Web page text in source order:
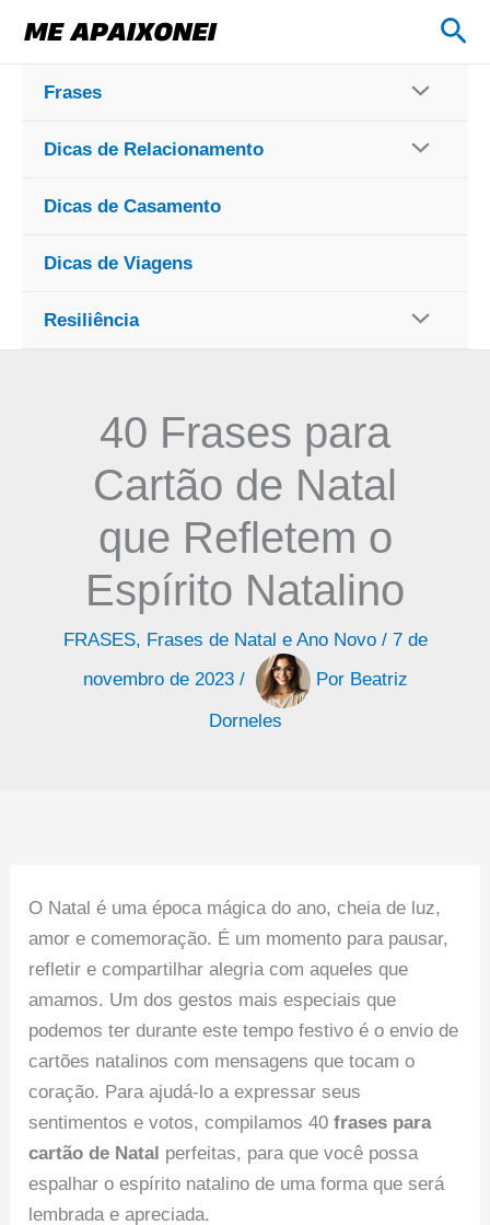
para
conteúdo
Frases
Dicas de Relacionamento
Dicas de Casamento
Dicas de Viagens
Resiliência
40 Frases para
Cartão de Natal
que Refletem o
Espírito Natalino
FRASES, Frases de Natal e Ano Novo/ 7 de
novembro de 2023 / Por Beatriz
Dorneles
O Natal é uma época mágica do ano, cheia de luz,
amor e comemoração. É um momento para pausar,
refletir e compartilhar alegria com aqueles que
amamos. Um dos gestos mais especiais que
podemos ter durante este tempo festivo é o envio de
cartões natalinos com mensagens que tocam o
coração. Para ajudá-lo a expressar seus
sentimentos e votos, compilamos 40frases para
cartão de Natal perfeitas, para que você possa
espalhar o espírito natalino de uma forma que será
lembrada e apreciada.